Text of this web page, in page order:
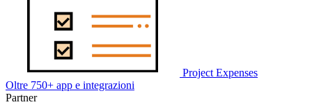
Project Expenses
Oltre 750+ app e integrazioni
Partner